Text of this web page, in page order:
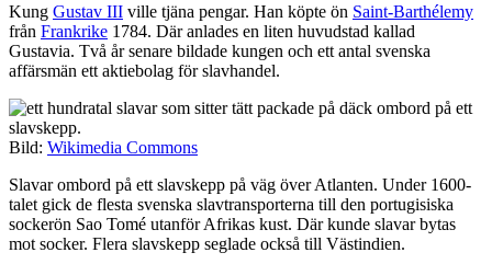
Kung Gustav III ville tjäna pengar. Han köpte ön Saint-Barthélemy
från Frankrike 1784. Där anlades en liten huvudstad kallad
Gustavia. Två år senare bildade kungen och ett antal svenska
affärsmän ett aktiebolag för slavhandel.
Bild: Wikimedia Commons
Slavar ombord på ett slavskepp på väg över Atlanten. Under 1600-
talet gick de flesta svenska slavtransporterna till den portugisiska
sockerön Sao Tomé utanför Afrikas kust. Där kunde slavar bytas
mot socker. Flera slavskepp seglade också till Västindien.